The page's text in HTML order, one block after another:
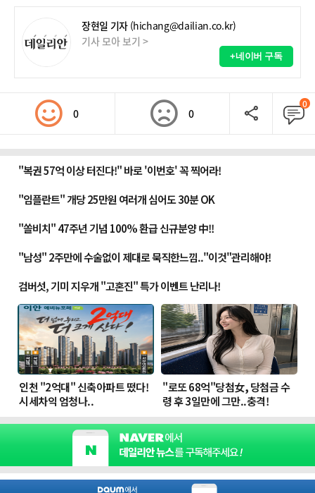
장현일 기자 (hichang@dailian.co.kr)
기사 모아 보기 >
+네이버 구독
0 0
0